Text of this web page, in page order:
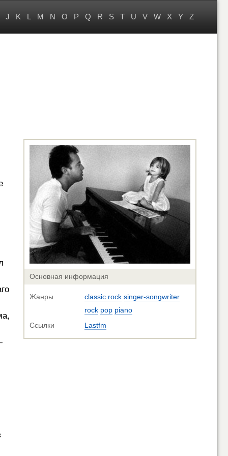
J K L M N O P Q R S T U V W X Y Z
Основная информация
Жанры classic rock singer-songwriter
rock pop piano
Ссылки
Lastfm